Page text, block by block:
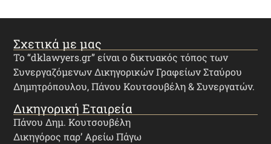
Σχετικά με μας
Το “dklawyers.gr” είναι ο δικτυακός τόπος των
Συνεργαζόμενων Δικηγορικών Γραφείων Σταύρου
Δημητρόπουλου, Πάνου Κουτσουβέλη & Συνεργατών.
Δικηγορική Εταιρεία
Πάνου Δημ. Κουτσουβέλη
Δικηγόρος παρ’ Αρείω Πάγω